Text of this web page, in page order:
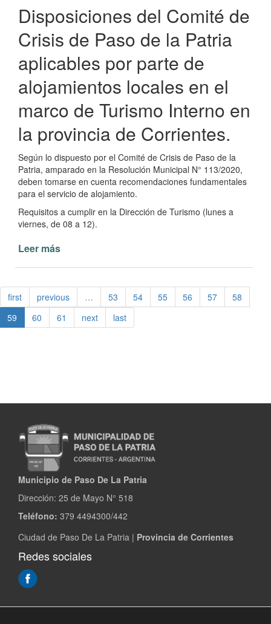
Patria
Disposiciones del Comité de
Crisis de Paso de la Patria
aplicables por parte de
alojamientos locales en el
marco de Turismo Interno en
la provincia de Corrientes.
Según lo dispuesto por el Comité de Crisis de Paso de la
Patria, amparado en la Resolución Municipal N° 113/2020,
deben tomarse en cuenta recomendaciones fundamentales
para el servicio de alojamiento.
Requisitos a cumplir en la Dirección de Turismo (lunes a
viernes, de 08 a 12).
Leer más
interés
para
alojamientos
first previous … 53 54 55 56 57
58
59
60 61 next last
Municipio de Paso De La Patria
Dirección: 25 de Mayo N° 518
Teléfono: 379 4494300/442
Ciudad de Paso De La Patria | Provincia de Corrientes
Redes sociales